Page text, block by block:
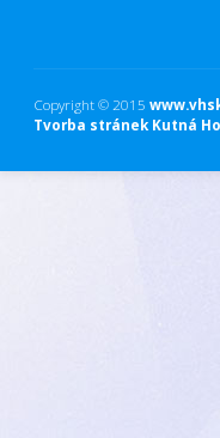
Copyright © 2015
Tvorba stránek Kutná